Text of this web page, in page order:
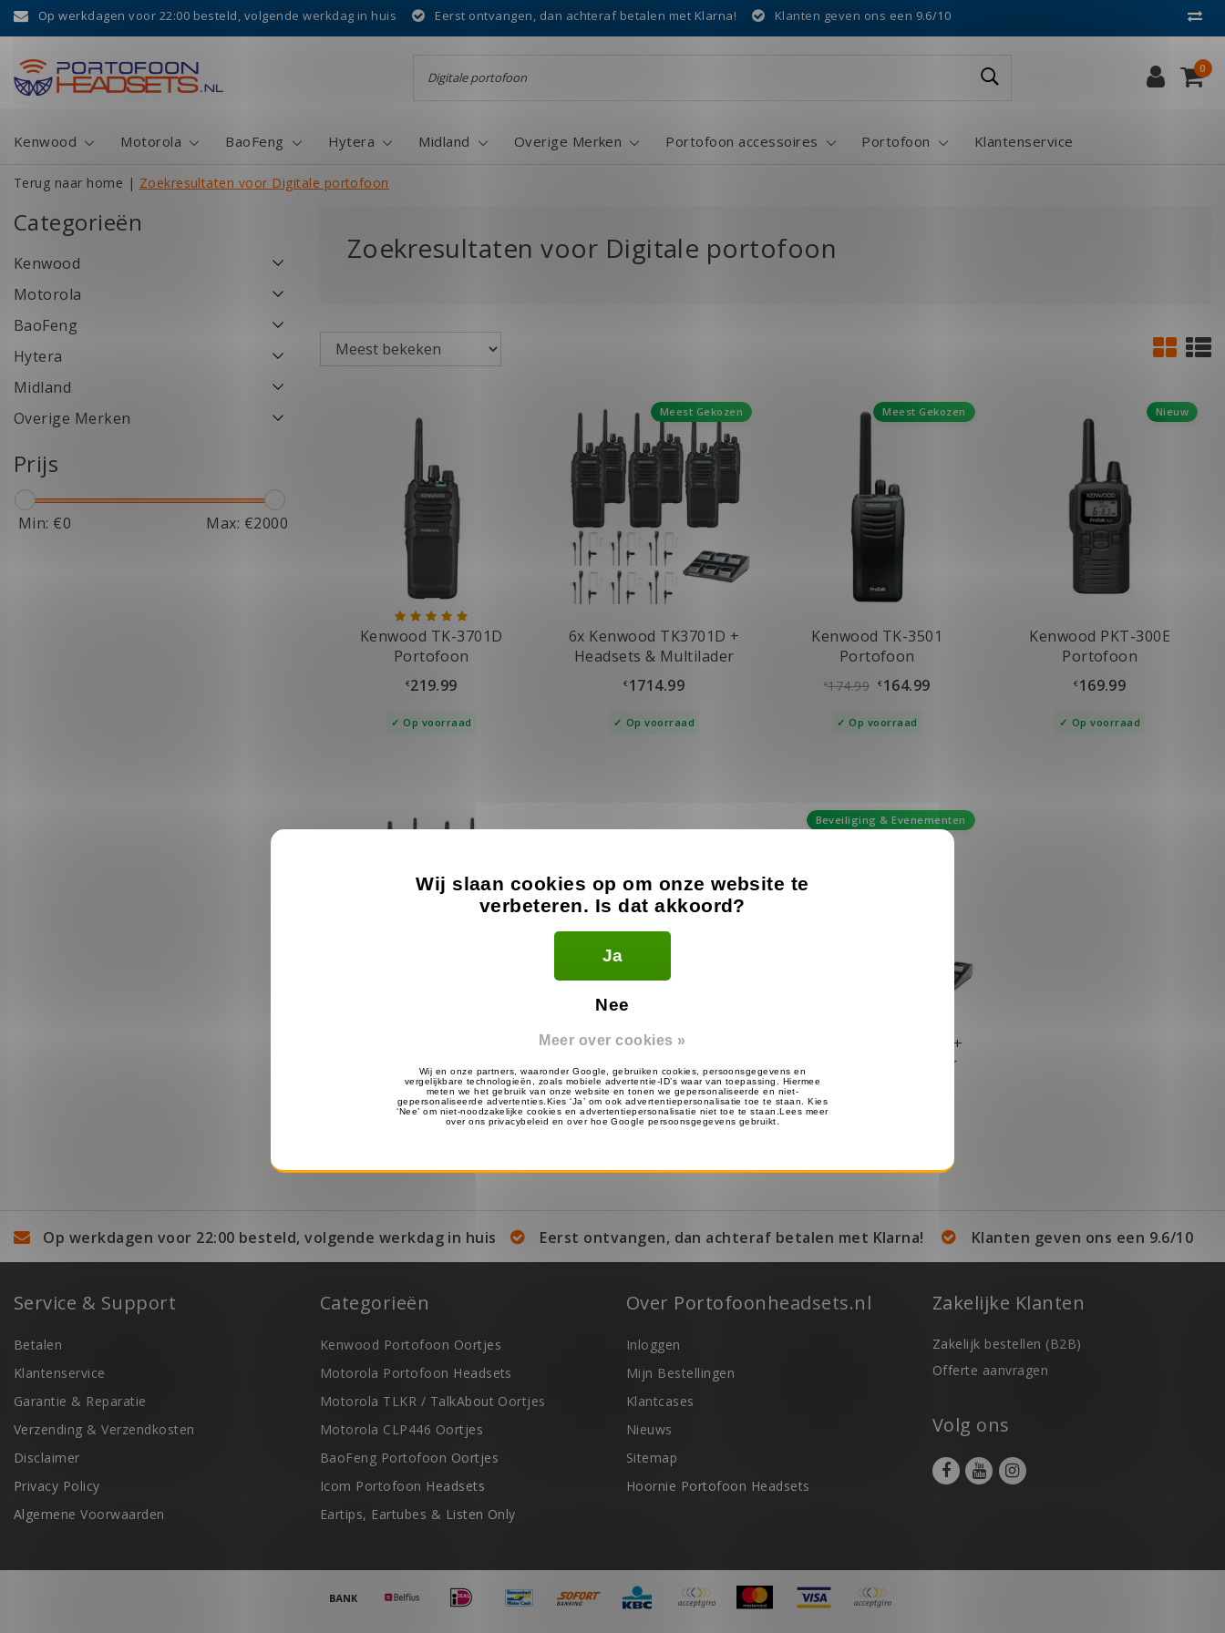
Op werkdagen voor 22:00 besteld, volgende werkdag in huis Eerst ontvangen, dan achteraf betalen met Klarna! Klanten geven ons een 9.6/10
0
Kenwood Motorola BaoFeng Hytera Midland Overige Merken Portofoon accessoires Portofoon Klantenservice
Terug naar home | Zoekresultaten voor Digitale portofoon
Categorieën
Kenwood
Motorola
BaoFeng
Hytera
Midland
Overige Merken
Prijs
Min: €0 Max: €2000
Zoekresultaten voor Digitale portofoon
Kenwood TK-3701D
Portofoon
€219.99
Op voorraad
Meest Gekozen
6x Kenwood TK3701D +
Headsets & Multilader
€1714.99
Op voorraad
Meest Gekozen
Kenwood TK-3501
Portofoon
€174.99 €164.99
Op voorraad
Nieuw
Kenwood PKT-300E
Portofoon
€169.99
Op voorraad
Headsets & Multilader
1239.99
Motorola Multilader voor
XT420/XT460/XT660D
€299.99
Op voorraad
Beveiliging & Evenementen
5x Kenwood TK3701D +
Headsets & Multilader
Op werkdagen voor 22:00 besteld, volgende werkdag in huis Eerst ontvangen, dan achteraf betalen met Klarna! Klanten geven ons een 9.6/10
Service & Support
Betalen
Klantenservice
Garantie & Reparatie
Verzending & Verzendkosten
Disclaimer
Privacy Policy
Algemene Voorwaarden
Categorieën
Kenwood Portofoon Oortjes
Motorola Portofoon Headsets
Motorola TLKR / TalkAbout Oortjes
Motorola CLP446 Oortjes
BaoFeng Portofoon Oortjes
Icom Portofoon Headsets
Eartips, Eartubes & Listen Only
Over Portofoonheadsets.nl
Inloggen
Mijn Bestellingen
Klantcases
Nieuws
Sitemap
Hoornie Portofoon Headsets
Zakelijke Klanten
Zakelijk bestellen (B2B)
Offerte aanvragen
Volg ons
Wij slaan cookies op om onze website te
verbeteren. Is dat akkoord?
Ja
Nee
Meer over cookies »